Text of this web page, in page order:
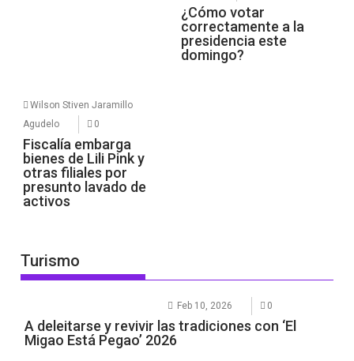
¿Cómo votar
correctamente a la
presidencia este
domingo?
Wilson Stiven Jaramillo
Agudelo
0
Fiscalía embarga
bienes de Lili Pink y
otras filiales por
presunto lavado de
activos
Turismo
Feb 10, 2026 0
A deleitarse y revivir las tradiciones con ‘El
Migao Está Pegao’ 2026